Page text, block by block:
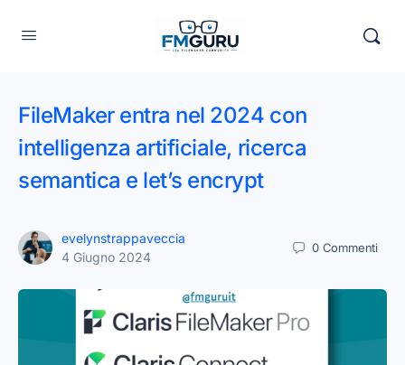
FileMaker entra nel 2024 con
intelligenza artificiale, ricerca
semantica e let’s encrypt
evelynstrappaveccia
4 Giugno 2024
0 Commenti